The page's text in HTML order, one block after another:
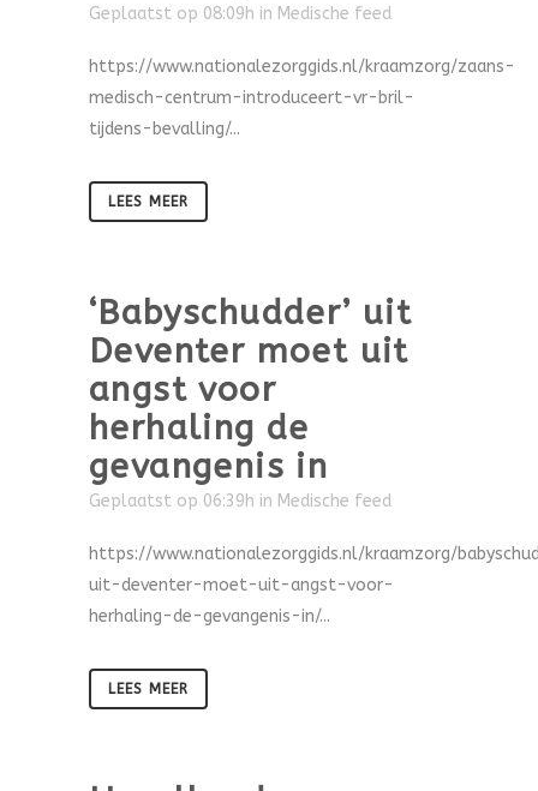
Geplaatst op 08:09h in Medische feed
https://www.nationalezorggids.nl/kraamzorg/zaans-
medisch-centrum-introduceert-vr-bril-
tijdens-bevalling/...
LEES MEER
‘Babyschudder’ uit
Deventer moet uit
angst voor
herhaling de
gevangenis in
Geplaatst op 06:39h in Medische feed
https://www.nationalezorggids.nl/kraamzorg/
uit-deventer-moet-uit-angst-voor-
herhaling-de-gevangenis-in/...
LEES MEER